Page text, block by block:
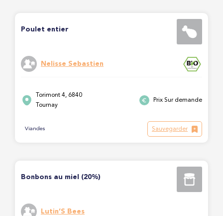
Poulet entier
Nelisse Sebastien
Torimont 4, 6840
Tournay
Prix Sur demande
Viandes Sauvegarder
Bonbons au miel (20%)
Lutin’S Bees